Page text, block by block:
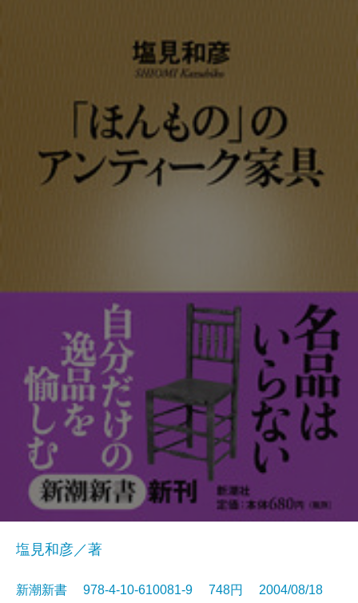
塩見和彦／著
新潮新書 978-4-10-610081-9 748円 2004/08/18